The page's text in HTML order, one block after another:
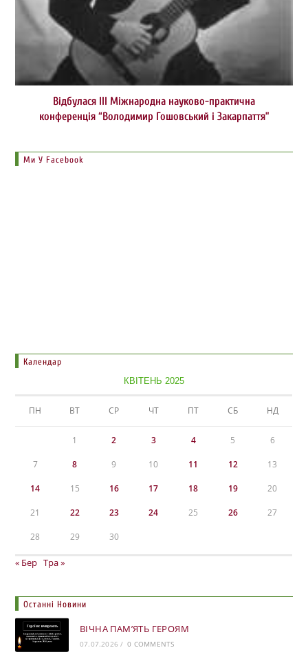
Відбулася ІІІ Міжнародна науково-практична
конференція “Володимир Гошовський і Закарпаття”
Ми У Facebook
Календар
КВІТЕНЬ 2025
ПН ВТ СР ЧТ ПТ СБ НД
1 2 3 4 5 6
7 8 9 10 11 12 13
14 15 16 17 18 19 20
21 22 23 24 25 26 27
28 29 30
« Бер Тра »
Останні Новини
ВІЧНА ПАМ’ЯТЬ ГЕРОЯМ
07.07.2026 / 0 COMMENTS